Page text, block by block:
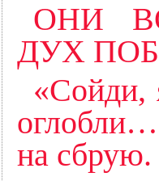
ОНИ
ДУХ
«Сойди,
на